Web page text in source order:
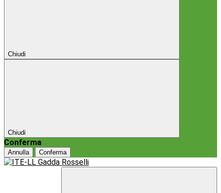
Chiudi
Chiudi
Conferma
Annulla Conferma